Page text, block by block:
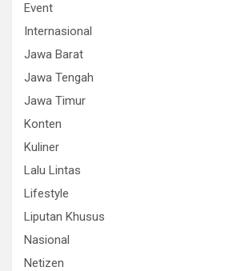
Event
Internasional
Jawa Barat
Jawa Tengah
Jawa Timur
Konten
Kuliner
Lalu Lintas
Lifestyle
Liputan Khusus
Nasional
Netizen